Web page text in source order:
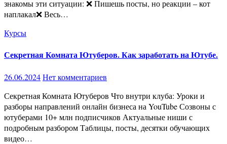
знакомы эти ситуации: ❌ Пишешь посты, но реакции – кот
наплакал❌ Весь…
Курсы
Секретная Комната Ютуберов. Как заработать на Ютубе.
26.06.2024Нет комментариев
Секретная Комната Ютуберов Что внутри клуба: Уроки и
разборы направлений онлайн бизнеса на YouTube Созвоны с
ютуберами 10+ млн подписчиков Актуальные ниши с
подробным разбором Таблицы, посты, десятки обучающих
видео…